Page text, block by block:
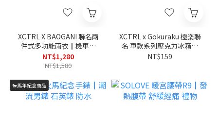
XCTRL X BAOGANI 聯名兩
件式多功能雨衣┃機車族
防風防水 潮流
NT$1,280
NT$1,580
XCTRL x Gokuraku 極楽聯
名 車款系列壓克力冰箱貼
(7款)┃JDM經典車 居家 磁
NT$159
🐎馬年紀念商品